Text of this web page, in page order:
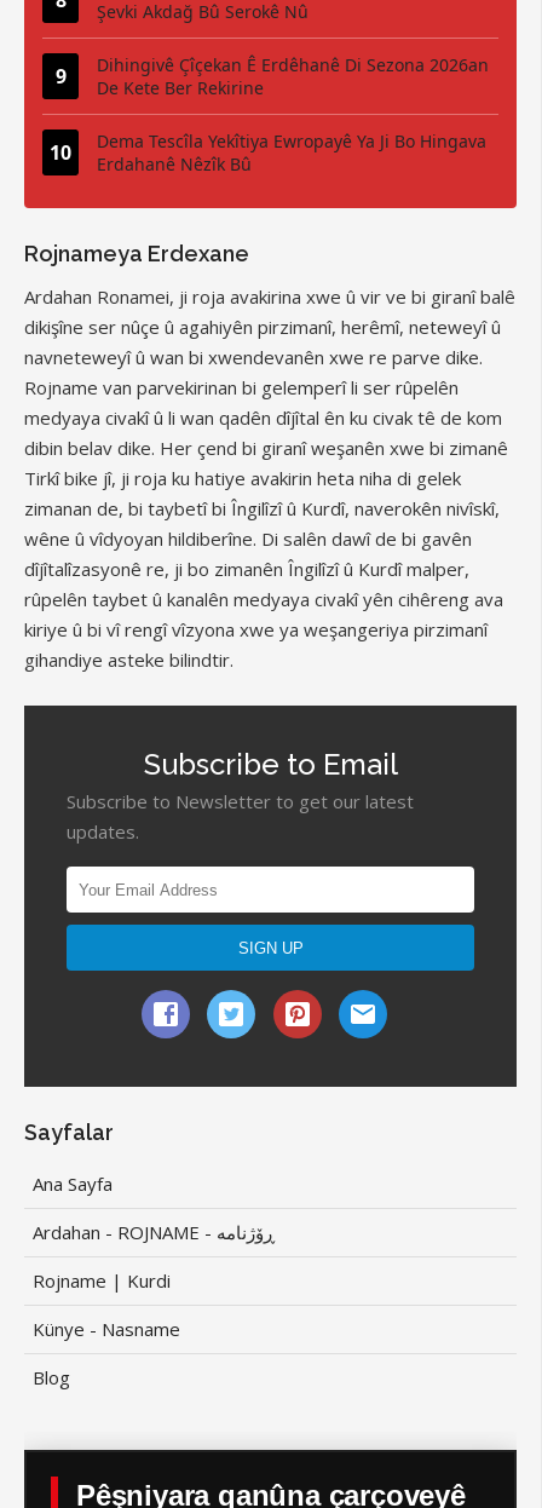
Şevki Akdağ Bû Serokê Nû
Dihingivê Çîçekan Ê Erdêhanê Di Sezona 2026an
De Kete Ber Rekirine
Dema Tescîla Yekîtiya Ewropayê Ya Ji Bo Hingava
Erdahanê Nêzîk Bû
Rojnameya Erdexane
Ardahan Ronamei, ji roja avakirina xwe û vir ve bi giranî balê
dikişîne ser nûçe û agahiyên pirzimanî, herêmî, neteweyî û
navneteweyî û wan bi xwendevanên xwe re parve dike.
Rojname van parvekirinan bi gelemperî li ser rûpelên
medyaya civakî û li wan qadên dîjîtal ên ku civak tê de kom
dibin belav dike. Her çend bi giranî weşanên xwe bi zimanê
Tirkî bike jî, ji roja ku hatiye avakirin heta niha di gelek
zimanan de, bi taybetî bi Îngilîzî û Kurdî, naverokên nivîskî,
wêne û vîdyoyan hildiberîne. Di salên dawî de bi gavên
dîjîtalîzasyonê re, ji bo zimanên Îngilîzî û Kurdî malper,
rûpelên taybet û kanalên medyaya civakî yên cihêreng ava
kiriye û bi vî rengî vîzyona xwe ya weşangeriya pirzimanî
gihandiye asteke bilindtir.
Subscribe to Email
Subscribe to Newsletter to get our latest
updates.
Sayfalar
Ana Sayfa
Ardahan - ROJNAME - ڕۆژنامە
Rojname | Kurdi
Künye - Nasname
Blog
Pêşniyara qanûna çarçoveyê